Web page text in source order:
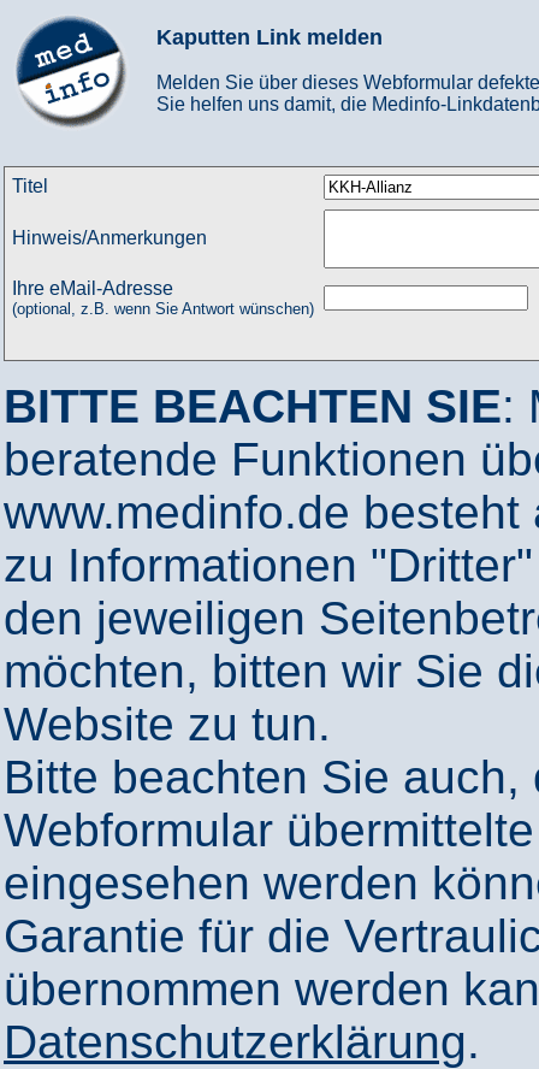
Kaputten Link melden
Melden Sie über dieses Webformular
Sie helfen uns damit, die Medinfo-
Titel
Hinweis/Anmerkungen
Ihre eMail-Adresse
(optional, z.B. wenn Sie Antwort wünschen)
BITTE BEACHTEN SIE:
beratende Funktionen
www.medinfo.de
zu Informationen
den jeweiligen
möchten, bitten wir Sie
Website zu tun.
Bitte beachten Sie
Webformular
eingesehen werden
Garantie für die
übernommen werden
Datenschutzerklärung.